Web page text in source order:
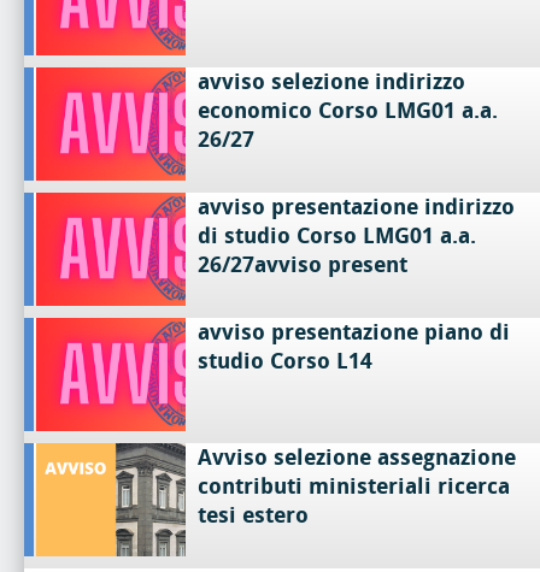
avviso selezione indirizzo
economico Corso LMG01 a.a.
26/27
avviso presentazione indirizzo
di studio Corso LMG01 a.a.
26/27avviso present
avviso presentazione piano di
studio Corso L14
Avviso selezione assegnazione
contributi ministeriali ricerca
tesi estero